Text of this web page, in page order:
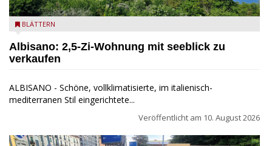
Seeblick
BLÄTTERN
Albisano: 2,5-Zi-Wohnung mit seeblick zu
verkaufen
ALBISANO - Schöne, vollklimatisierte, im italienisch-
mediterranen Stil eingerichtete...
Veröffentlicht am 10. August 2026